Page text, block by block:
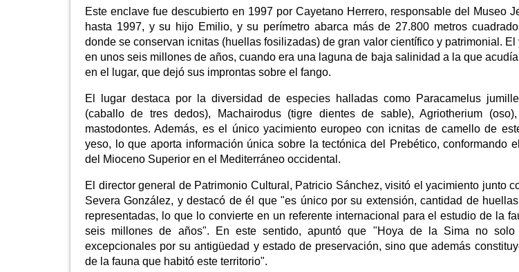
Este enclave fue descubierto en 1997 por Cayetano Herrero, responsable del Museo
hasta 1997, y su hijo Emilio, y su perímetro abarca más de 27.800 metros
donde se conservan icnitas (huellas fosilizadas) de gran valor científico y patrimonial.
en unos seis millones de años, cuando era una laguna de baja salinidad a la que
en el lugar, que dejó sus improntas sobre el fango.
El lugar destaca por la diversidad de especies halladas como Paracamelus
(caballo de tres dedos), Machairodus (tigre dientes de sable), Agriotherium
mastodontes. Además, es el único yacimiento europeo con icnitas de camello de
yeso, lo que aporta información única sobre la tectónica del Prebético, conformando
del Mioceno Superior en el Mediterráneo occidental.
El director general de Patrimonio Cultural, Patricio Sánchez, visitó el yacimiento junto
Severa González, y destacó de él que "es único por su extensión, cantidad de
representadas, lo que lo convierte en un referente internacional para el estudio de la
seis millones de años". En este sentido, apuntó que "Hoya de la Sima no solo
excepcionales por su antigüedad y estado de preservación, sino que además
de la fauna que habitó este territorio".